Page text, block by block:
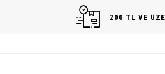
200 TL VE